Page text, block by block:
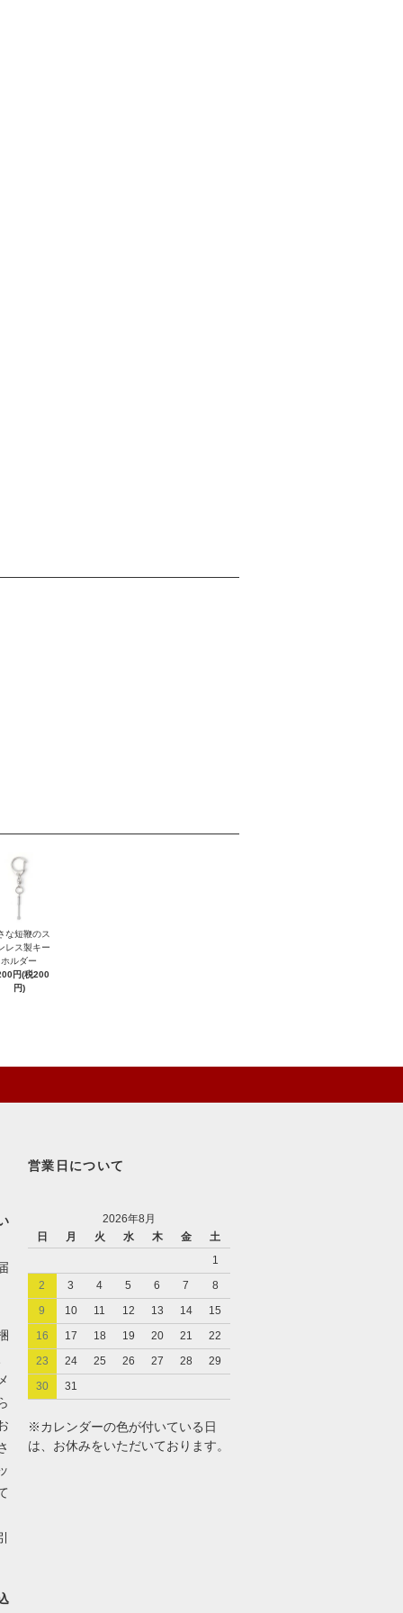
な短鞭のス
レス製キー
ホルダー
円(税200
円)
営業日について
2026年8月
日
月 火 水 木 金
土
1
2
3 4 5 6 7
8
9
10 11 12 13 14
15
16
17 18 19 20 21
22
23
24 25 26 27 28
29
30
31
※カレンダーの色が付いている日
は、お休みをいただいております。